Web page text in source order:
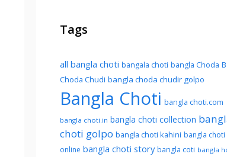
Tags
all bangla choti bangala choti bangla Choda
Choda Chudi bangla choda chudir golpo
Bangla Choti bangla choti.com
bangla choti.in bangla choti collection
choti golpo bangla choti kahini bangla choti
online bangla choti story bangla coti bangla